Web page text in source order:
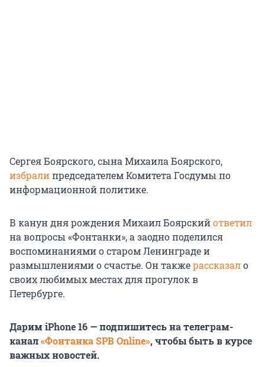
Сергея Боярского, сына Михаила Боярского,
избралипредседателем Комитета Госдумы по
информационной политике.
В канун дня рождения Михаил Боярскийответил
на вопросы «Фонтанки», а заодно поделился
воспоминаниями о старом Ленинграде и
размышлениями о счастье. Он такжерассказало
своих любимых местах для прогулок в
Петербурге.
Дарим iPhone 16 — подпишитесь на телеграм-
канал«Фонтанка SPB Online», чтобы быть в курсе
важных новостей.